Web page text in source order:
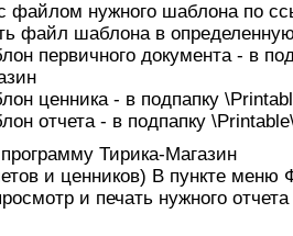
файлом нужного шаблона по
файл шаблона в
первичного документа - в
ценника - в подпапку
отчета - в подпапку
Тирика-Магазин
и ценников) В пункте
и печать нужного